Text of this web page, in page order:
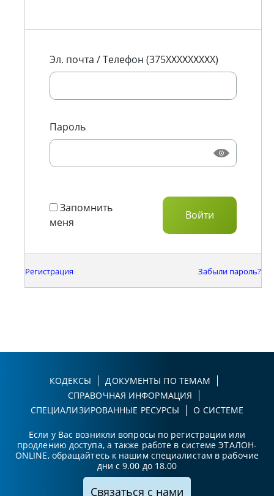
Эл. почта / Телефон (375XXXXXXXXX)
Пароль
Запомнить
меня
Регистрация Забыли пароль?
КОДЕКСЫ
ДОКУМЕНТЫ ПО ТЕМАМ
СПРАВОЧНАЯ ИНФОРМАЦИЯ
СПЕЦИАЛИЗИРОВАННЫЕ РЕСУРСЫ
О СИСТЕМЕ
Если у Вас возникли вопросы по регистрации или
продлению доступа, а также работе в системе ЭТАЛОН-
ONLINE, обращайтесь к нашим специалистам в рабочие
дни с 9.00 до 18.00
Связаться с нами